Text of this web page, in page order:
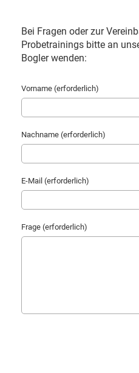
Bei Fragen oder zur
Probetrainings bitte an
Bogler wenden:
Vorname (erforderlich)
Nachname (erforderlich)
E-Mail (erforderlich)
Frage (erforderlich)